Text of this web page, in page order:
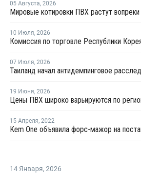
05 Августа, 2026
10 Июля, 2026
07 Июля, 2026
19 Июня, 2026
15 Апреля, 2022
14 Января, 2026